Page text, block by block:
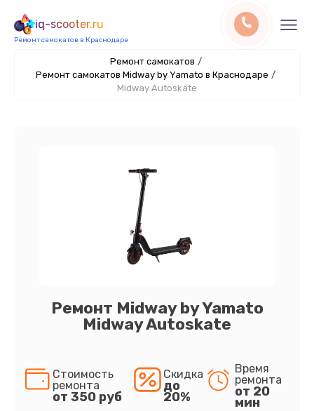
iq-scooter.ru
Ремонт самокатов в Краснодаре
Ремонт самокатов /
Ремонт самокатов Midway by Yamato в Краснодаре /
Midway Autoskate
Ремонт Midway by Yamato
Midway Autoskate
Стоимость
ремонта
от 350 руб
Скидка
до
20%
Время
ремонта
от 20
мин